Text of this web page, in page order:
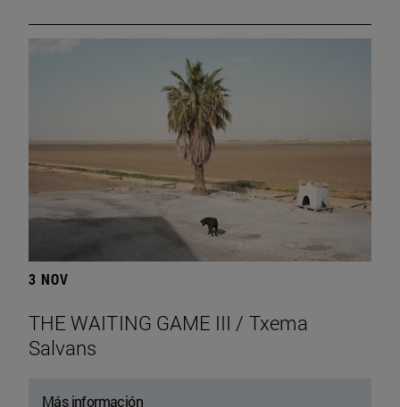
3 NOV
THE WAITING GAME III / Txema
Salvans
Más información